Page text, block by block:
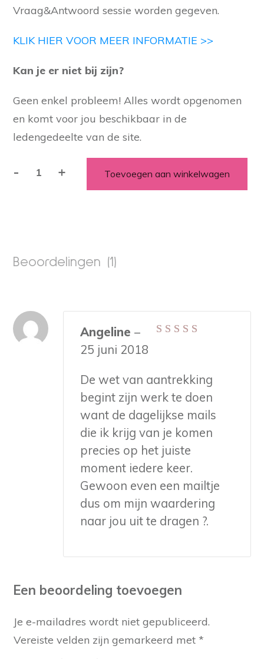
Vraag&Antwoord sessie worden gegeven.
KLIK HIER VOOR MEER INFORMATIE >>
Kan je er niet bij zijn?
Geen enkel probleem! Alles wordt opgenomen
en komt voor jou beschikbaar in de
ledengedeelte van de site.
-Manifestatie
+ Toevoegen aan winkelwagen
Beoordelingen (1)
Angeline–
25 juni 2018
De wet van aantrekking
begint zijn werk te doen
want de dagelijkse mails
die ik krijg van je komen
precies op het juiste
moment iedere keer.
Gewoon even een mailtje
dus om mijn waardering
naar jou uit te dragen ?.
Een beoordeling toevoegen
Je e-mailadres wordt niet gepubliceerd.
Vereiste velden zijn gemarkeerd met *